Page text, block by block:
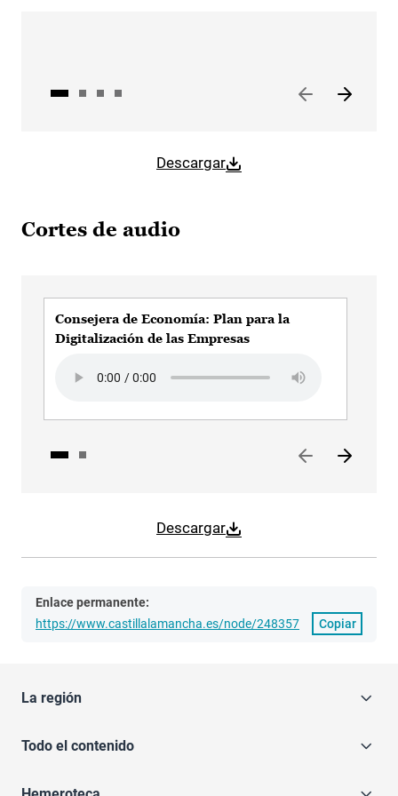
Descargar
Cortes de audio
Descargar
Consejera de Economía: Plan para la
Digitalización de las Empresas
Enlace permanente:
https://www.castillalamancha.es/node/248357
Copiar
La región
Todo el contenido